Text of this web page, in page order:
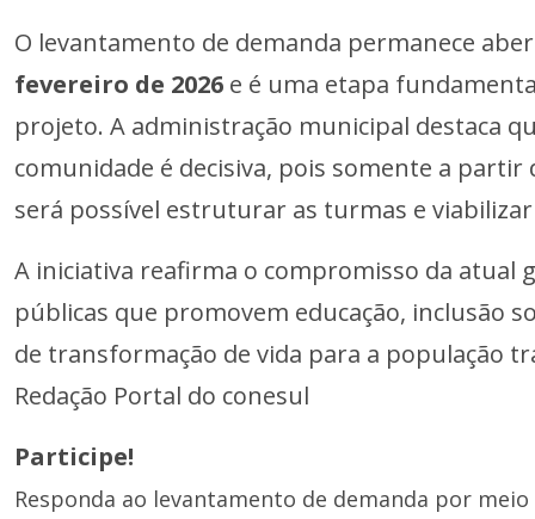
O levantamento de demanda permanece
fevereiro de 2026 e é uma etapa
projeto. A administração municipal destaca
comunidade é decisiva, pois somente a
será possível estruturar as turmas e
A iniciativa reafirma o compromisso da atual
públicas que promovem educação, inclusão
de transformação de vida para a população
Redação Portal do conesul
Participe!
Responda ao levantamento de demanda por meio